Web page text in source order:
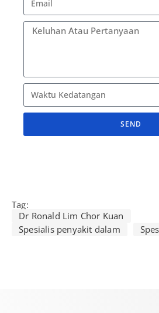
SEND
r
n
a
Tag:
Dr Ronald Lim Chor Kuan
Spesialis penyakit dalam